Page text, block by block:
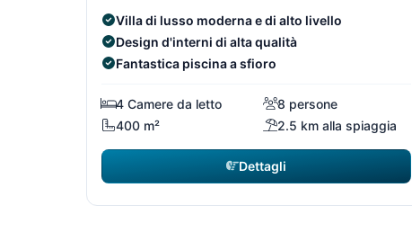
Villa di lusso moderna e di alto livello
Design d'interni di alta qualità
Fantastica piscina a sfioro
4 Camere da letto
8 persone
400 m²
2.5 km alla spiaggia
Dettagli